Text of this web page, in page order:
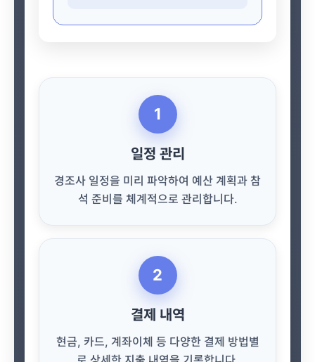
1
일정 관리
경조사 일정을 미리 파악하여 예산 계획과 참
석 준비를 체계적으로 관리합니다.
2
결제 내역
현금, 카드, 계좌이체 등 다양한 결제 방법별